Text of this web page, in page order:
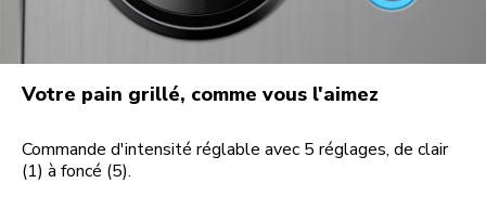
Votre pain grillé, comme vous l'aimez
Commande d'intensité réglable avec 5 réglages, de clair
(1) à foncé (5).